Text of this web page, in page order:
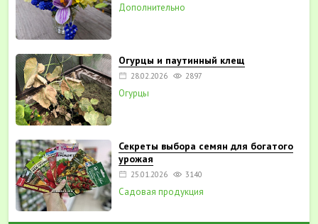
Дополнительно
Огурцы и паутинный клещ
28.02.2026 2897
Огурцы
Секреты выбора семян для богатого
урожая
25.01.2026 3140
Садовая продукция